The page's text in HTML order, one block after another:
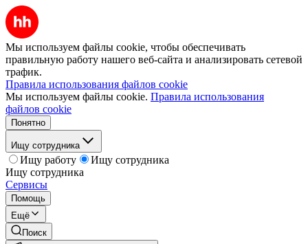
Мы используем файлы cookie, чтобы обеспечивать
правильную работу нашего веб-сайта и анализировать сетевой
трафик.
Правила использования файлов cookie
Мы используем файлы cookie. Правила использования
файлов cookie
Понятно
Ищу сотрудника
Ищу работу
Ищу сотрудника
Ищу сотрудника
Сервисы
Помощь
Ещё
Поиск